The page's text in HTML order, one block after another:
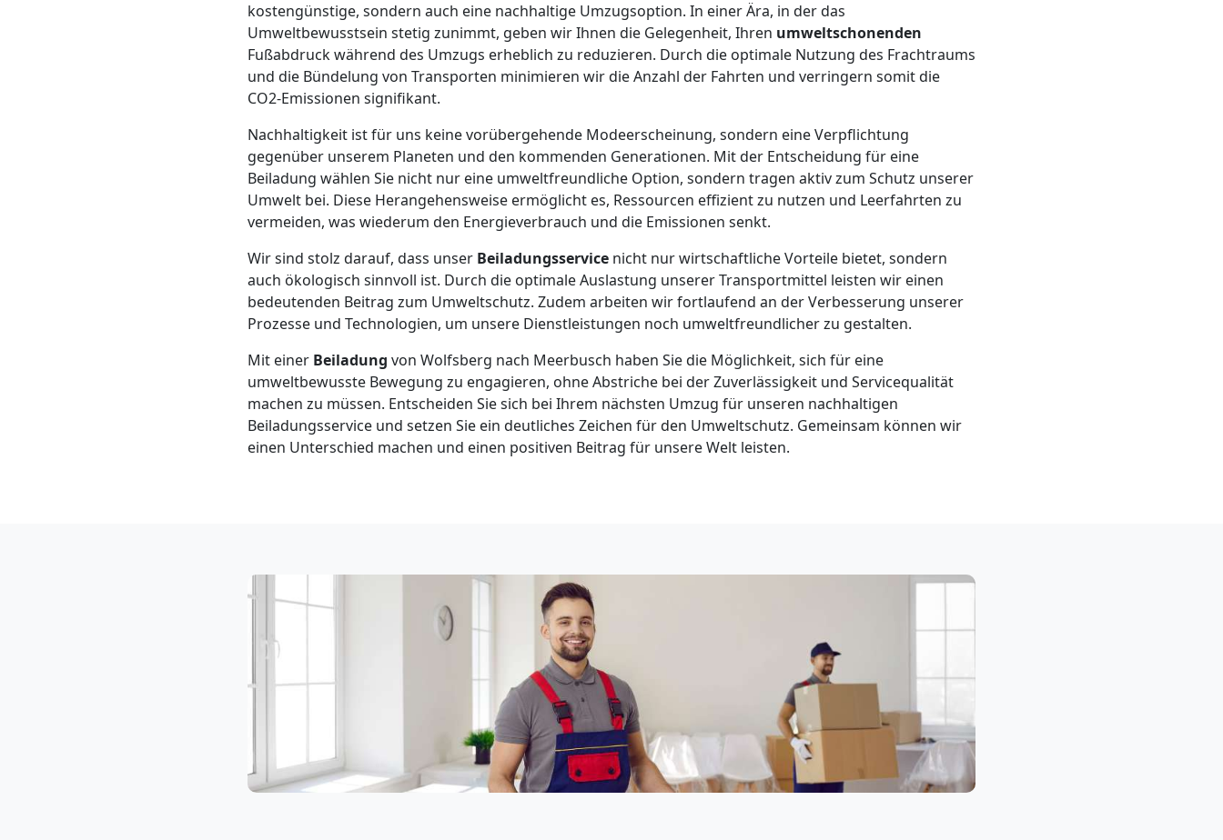
kostengünstige, sondern auch eine nachhaltige Umzugsoption. In einer Ära, in der das
Umweltbewusstsein stetig zunimmt, geben wir Ihnen die Gelegenheit, Ihren umweltschonenden
Fußabdruck während des Umzugs erheblich zu reduzieren. Durch die optimale Nutzung des Frachtraums
und die Bündelung von Transporten minimieren wir die Anzahl der Fahrten und verringern somit die
CO2-Emissionen signifikant.
Nachhaltigkeit ist für uns keine vorübergehende Modeerscheinung, sondern eine Verpflichtung
gegenüber unserem Planeten und den kommenden Generationen. Mit der Entscheidung für eine
Beiladung wählen Sie nicht nur eine umweltfreundliche Option, sondern tragen aktiv zum Schutz unserer
Umwelt bei. Diese Herangehensweise ermöglicht es, Ressourcen effizient zu nutzen und Leerfahrten zu
vermeiden, was wiederum den Energieverbrauch und die Emissionen senkt.
Wir sind stolz darauf, dass unser Beiladungsservice nicht nur wirtschaftliche Vorteile bietet, sondern
auch ökologisch sinnvoll ist. Durch die optimale Auslastung unserer Transportmittel leisten wir einen
bedeutenden Beitrag zum Umweltschutz. Zudem arbeiten wir fortlaufend an der Verbesserung unserer
Prozesse und Technologien, um unsere Dienstleistungen noch umweltfreundlicher zu gestalten.
Mit einer Beiladung von Wolfsberg nach Meerbusch haben Sie die Möglichkeit, sich für eine
umweltbewusste Bewegung zu engagieren, ohne Abstriche bei der Zuverlässigkeit und Servicequalität
machen zu müssen. Entscheiden Sie sich bei Ihrem nächsten Umzug für unseren nachhaltigen
Beiladungsservice und setzen Sie ein deutliches Zeichen für den Umweltschutz. Gemeinsam können wir
einen Unterschied machen und einen positiven Beitrag für unsere Welt leisten.
Klaviertransport